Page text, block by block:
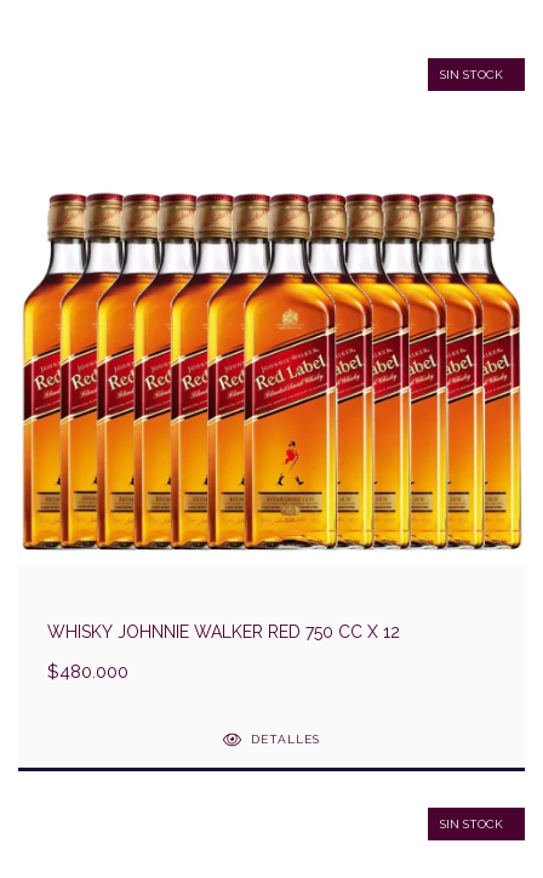
SIN STOCK
WHISKY JOHNNIE WALKER RED 750 CC X 12
$480.000
DETALLES
SIN STOCK